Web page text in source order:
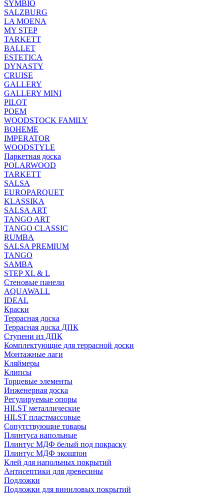
SYMBIO
SALZBURG
LA MOENA
MY STEP
TARKETT
BALLET
ESTETICA
DYNASTY
CRUISE
GALLERY
GALLERY MINI
PILOT
POEM
WOODSTOCK FAMILY
BOHEME
IMPERATOR
WOODSTYLE
Паркетная доска
POLARWOOD
TARKETT
SALSA
EUROPARQUET
KLASSIKA
SALSA ART
TANGO ART
TANGO CLASSIC
RUMBA
SALSA PREMIUM
TANGO
SAMBA
STEP XL & L
Стеновые панели
AQUAWALL
IDEAL
Краски
Террасная доска
Террасная доска ДПК
Ступени из ДПК
Комплектующие для террасной доски
Монтажные лаги
Кляймеры
Клипсы
Торцевые элементы
Инженерная доска
Регулируемые опоры
HILST металлические
HILST пластмассовые
Сопутствующие товары
Плинтуса напольные
Плинтус МДФ белый под покраску
Плинтус МДФ экошпон
Клей для напольных покрытий
Антисептики для древесины
Подложки
Подложки для виниловых покрытий